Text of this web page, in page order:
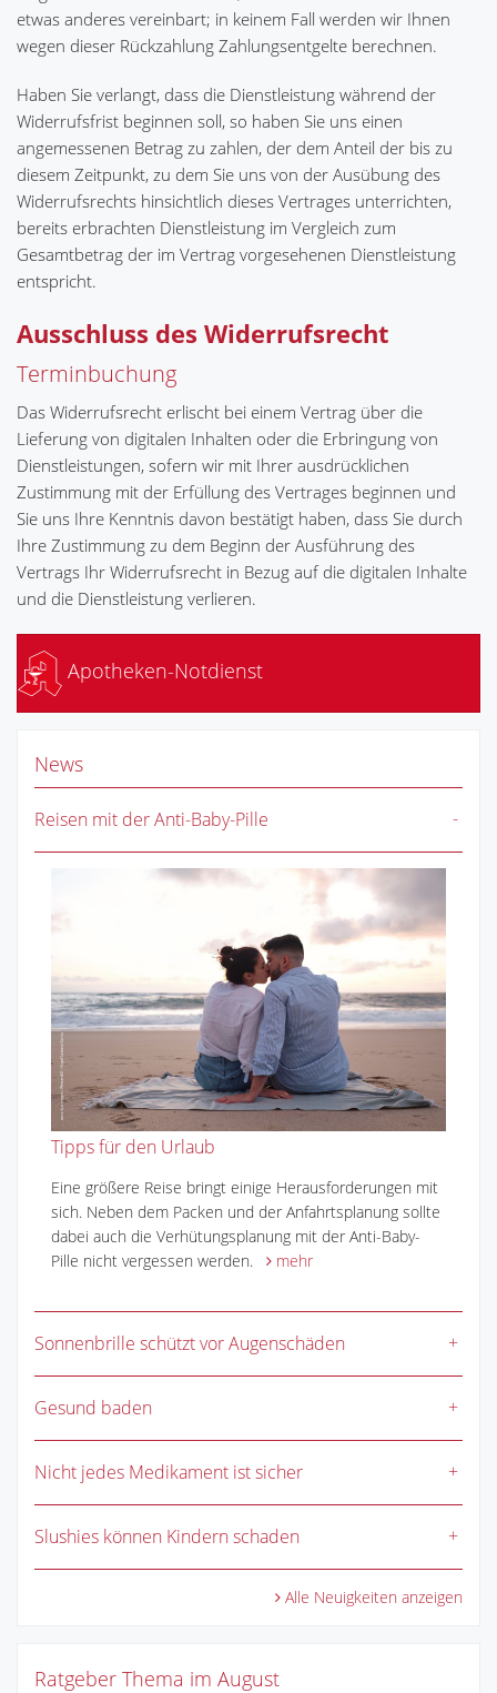
etwas anderes vereinbart; in keinem Fall werden wir Ihnen
wegen dieser Rückzahlung Zahlungsentgelte berechnen.
Haben Sie verlangt, dass die Dienstleistung während der
Widerrufsfrist beginnen soll, so haben Sie uns einen
angemessenen Betrag zu zahlen, der dem Anteil der bis zu
diesem Zeitpunkt, zu dem Sie uns von der Ausübung des
Widerrufsrechts hinsichtlich dieses Vertrages unterrichten,
bereits erbrachten Dienstleistung im Vergleich zum
Gesamtbetrag der im Vertrag vorgesehenen Dienstleistung
entspricht.
Ausschluss des Widerrufsrecht
Terminbuchung
Das Widerrufsrecht erlischt bei einem Vertrag über die
Lieferung von digitalen Inhalten oder die Erbringung von
Dienstleistungen, sofern wir mit Ihrer ausdrücklichen
Zustimmung mit der Erfüllung des Vertrages beginnen und
Sie uns Ihre Kenntnis davon bestätigt haben, dass Sie durch
Ihre Zustimmung zu dem Beginn der Ausführung des
Vertrags Ihr Widerrufsrecht in Bezug auf die digitalen Inhalte
und die Dienstleistung verlieren.
Apotheken-Notdienst
News
Reisen mit der Anti-Baby-Pille
Tipps für den Urlaub
Eine größere Reise bringt einige Herausforderungen mit
sich. Neben dem Packen und der Anfahrtsplanung sollte
dabei auch die Verhütungsplanung mit der Anti-Baby-
Pille nicht vergessen werden.
mehr
Sonnenbrille schützt vor Augenschäden
Gesund baden
Nicht jedes Medikament ist sicher
Slushies können Kindern schaden
Alle Neuigkeiten anzeigen
Ratgeber Thema im August